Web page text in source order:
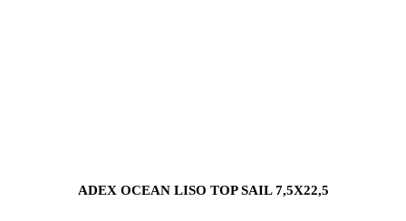
ADEX OCEAN LISO TOP SAIL 7,5X22,5